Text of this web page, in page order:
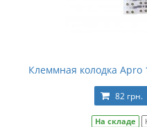
Клеммная колодка Apro
82 грн.
На складе